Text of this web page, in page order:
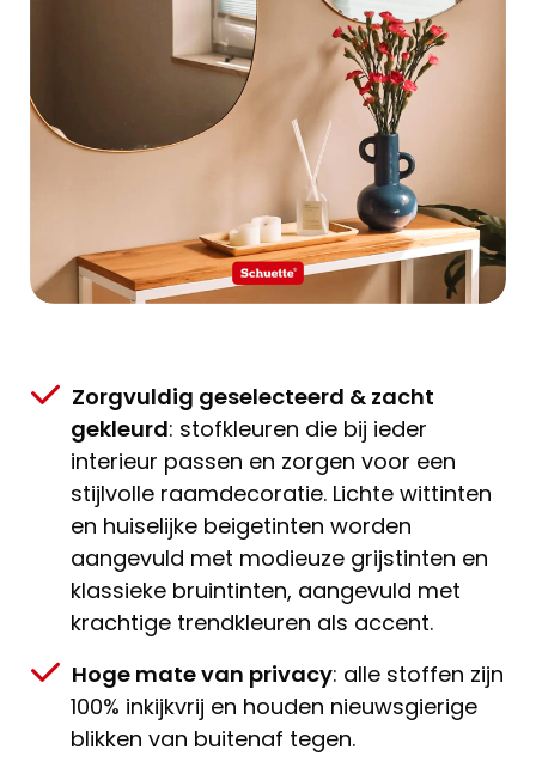
Zorgvuldig geselecteerd & zacht
gekleurd: stofkleuren die bij ieder
interieur passen en zorgen voor een
stijlvolle raamdecoratie. Lichte wittinten
en huiselijke beigetinten worden
aangevuld met modieuze grijstinten en
klassieke bruintinten, aangevuld met
krachtige trendkleuren als accent.
Hoge mate van privacy: alle stoffen zijn
100% inkijkvrij en houden nieuwsgierige
blikken van buitenaf tegen.